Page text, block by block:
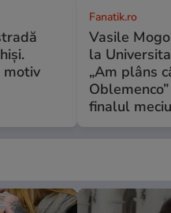
motiv
Fanatik.ro
Vasile
la
„Am plâns
finalul